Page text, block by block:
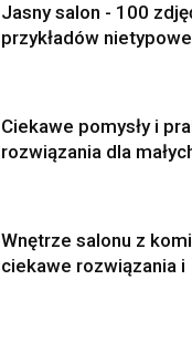
Jasny salon - 100
przykładów
Ciekawe pomysły i
rozwiązania dla
Wnętrze salonu z
ciekawe rozwiązania i